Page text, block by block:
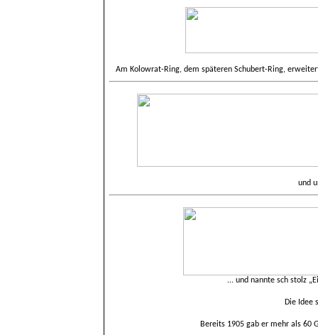
Am Kolowrat-Ring, dem späteren Schubert-Ring,
und
... und nannte sch stolz
Die Idee
Bereits 1905 gab er mehr als 60